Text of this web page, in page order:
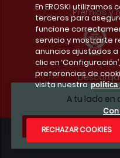
A tu lado
Premios y
Condiciones legales
En EROSKI
terceros para
funcione
servicio y mostrarte
anuncios ajustados
clic en
preferencias de
visita nuestra política
RECHAZAR COOKIES